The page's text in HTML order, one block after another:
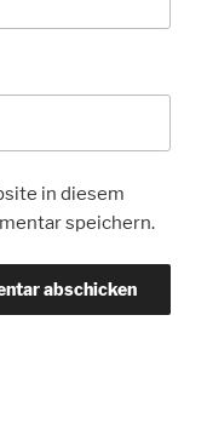
in diesem
speichern.